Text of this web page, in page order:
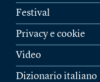
Festival
Privacy e cookie
Video
Dizionario italiano